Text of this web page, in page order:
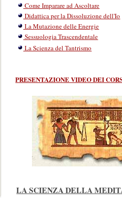
Come Imparare ad Ascoltare
Didattica per la Dissoluzione dell'Io
La Mutazione delle Energie
Sessuologia Trascendentale
La Scienza del Tantrismo
PRESENTAZIONE VIDEO DEI
LA SCIENZA DELLA